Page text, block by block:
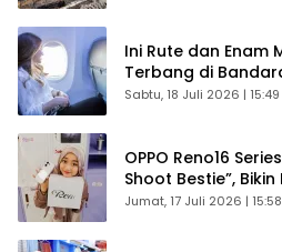
Ini Rute dan Enam
Terbang di
Sabtu, 18 Juli 2026 | 15:49
OPPO Reno16
Shoot Bestie”,
Betah
Jumat, 17 Juli 2026 | 15:58